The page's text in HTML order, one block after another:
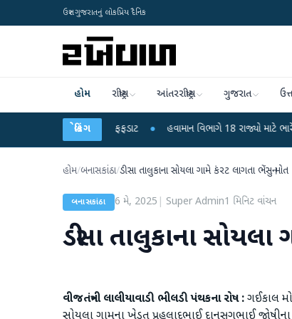
ઉત્તર ગુજરાતનું લોકપ્રિય દૈનિક
હોમ રાષ્ટ્રીય આંતરરાષ્ટ્રીય ગુજરાત
બ્રેકિંગ
● હવામાન વિભાગે 18 રાજ્યો માટે ભારે વરસાદની ચેતવણી
હોમ/બનાસકાંઠા/ડીસા તાલુકાના સોયલા ગામે કંરટ લાગતા ભેંસનુ મોત
બનાસકાંઠા 6 મે, 2025 Super Admin1 મિનિટ વાંચન
ડીસા તાલુકાના
વીજતંત્રની લાલીયાવાડી ભીલડી પંથકના રોષ :ગઈકાલ